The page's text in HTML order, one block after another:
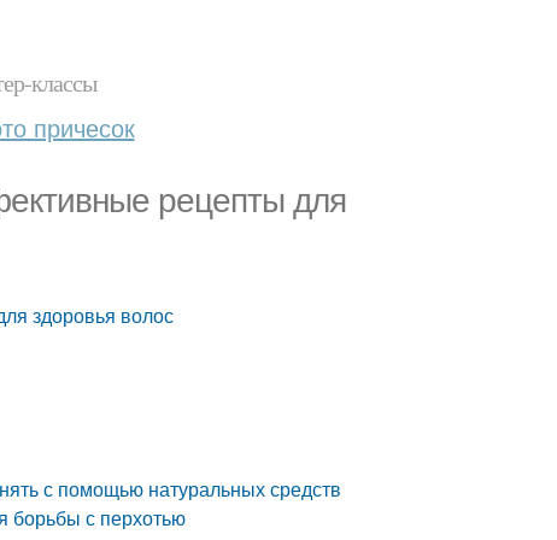
классы
причесок
рецепты для
здоровья волос
с помощью натуральных средств
борьбы с перхотью